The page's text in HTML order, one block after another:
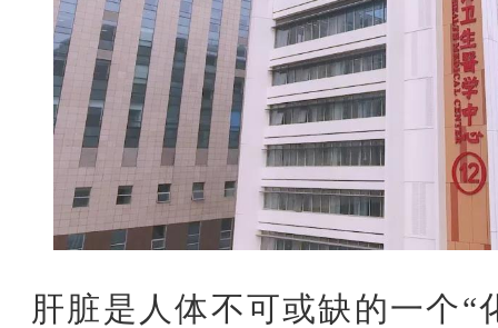
肝脏是人体不可或缺的一个“